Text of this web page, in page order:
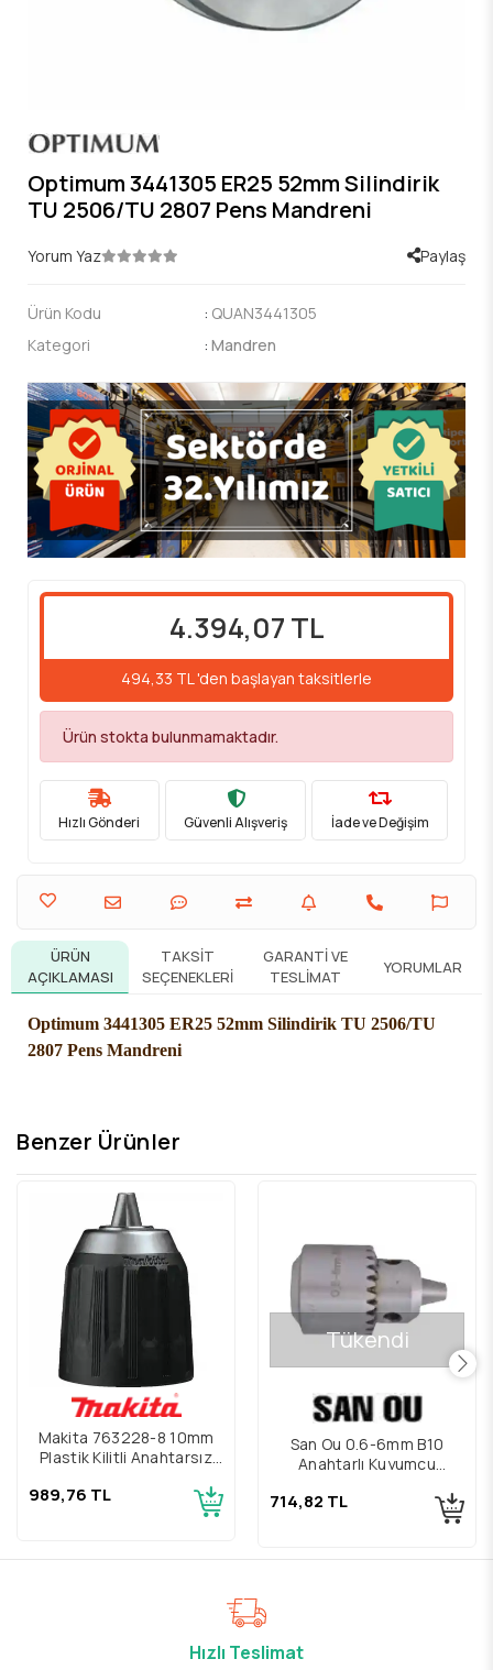
Optimum 3441305 ER25 52mm Silindirik
TU 2506/TU 2807 Pens Mandreni
Yorum Yaz Paylaş
Ürün Kodu : QUAN3441305
Kategori
: Mandren
4.394,07 TL
494,33 TL 'den başlayan taksitlerle
Ürün stokta bulunmamaktadır.
Hızlı Gönderi Güvenli Alışveriş İade ve Değişim
ÜRÜN
AÇIKLAMASI
TAKSIT
SEÇENEKLERI
GARANTI VE
TESLIMAT
YORUMLAR
Optimum 3441305 ER25 52mm Silindirik TU 2506/TU
2807 Pens Mandreni
Benzer Ürünler
Makita 763228-8 10mm
Plastik Kilitli Anahtarsız
989,76 TL
Tükendi
San Ou 0.6-6mm B10
Anahtarlı Kuyumcu
714,82 TL
Hızlı Teslimat